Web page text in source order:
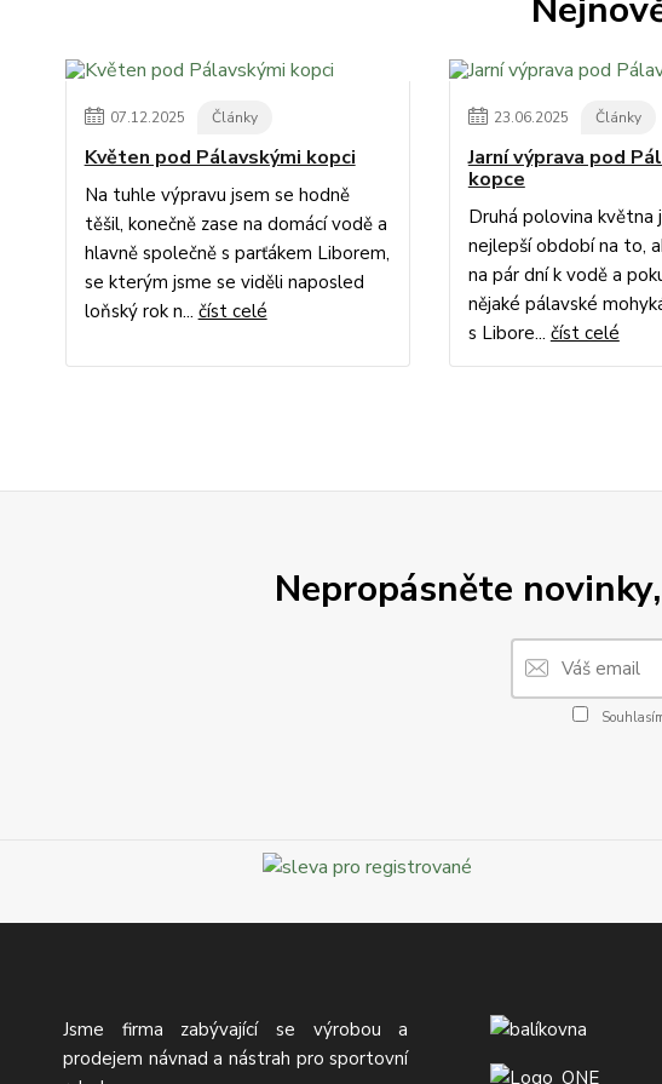
07.12.2025 Články
Květen pod Pálavskými kopci
Na tuhle výpravu jsem se hodně
těšil, konečně zase na domácí vodě a
hlavně společně s parťákem Liborem,
se kterým jsme se viděli naposled
loňský rok n... číst celé
23.06.2025 Články
Jarní výprava pod
kopce
Druhá polovina května
nejlepší období na to,
na pár dní k vodě a
nějaké pálavské
s Libore... číst celé
Nepropásněte
Jsme firma zabývající se výrobou a
prodejem návnad a nástrah pro sportovní